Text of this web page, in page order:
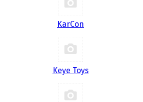
KarCon
Keye Toys